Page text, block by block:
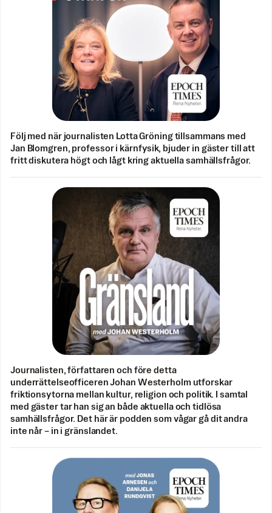
Följ med när journalisten Lotta Gröning tillsammans med
Jan Blomgren, professor i kärnfysik, bjuder in gäster till att
fritt diskutera högt och lågt kring aktuella samhällsfrågor.
Journalisten, författaren och före detta
underrättelseofficeren Johan Westerholm utforskar
friktionsytorna mellan kultur, religion och politik. I samtal
med gäster tar han sig an både aktuella och tidlösa
samhällsfrågor. Det här är podden som vågar gå dit andra
inte når – in i gränslandet.